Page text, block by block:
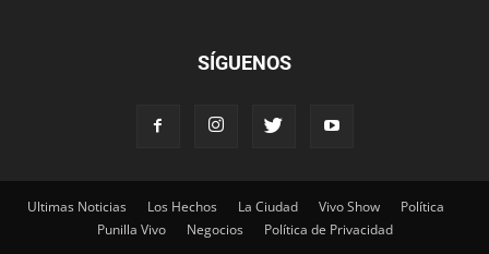
SÍGUENOS
Ultimas Noticias Los Hechos La Ciudad Vivo Show
Política
Punilla Vivo
Negocios Política de Privacidad